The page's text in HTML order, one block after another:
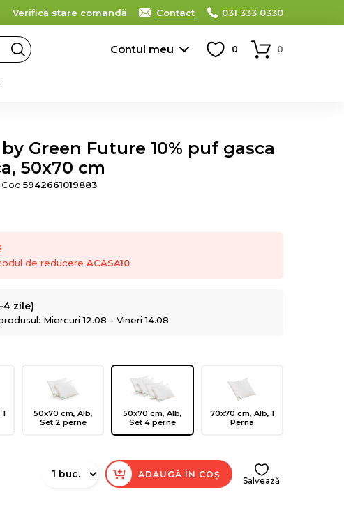
Verifică stare comandă Contact 031 333 0330
Contul meu 0 0
Green Future 10% puf gasca
50x70 cm
Cod5942661019883
de reducereACASA10
4 zile)
Miercuri 12.08 - Vineri 14.08
50x70 cm, Alb,
Set 2 perne
50x70 cm, Alb,
Set 4 perne
70x70 cm, Alb, 1
Perna
ADAUGĂ ÎN COȘ
Salvează